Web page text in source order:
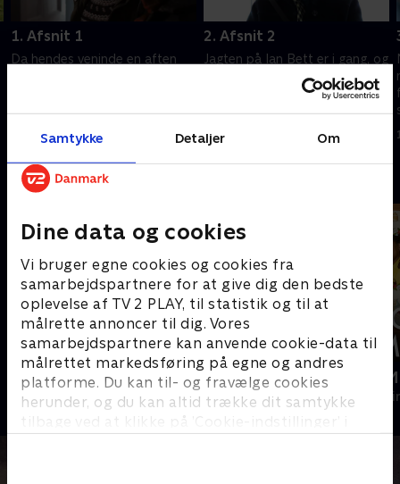
Samtykke Detaljer Om
Dine data og cookies
Vi bruger egne cookies og cookies fra
samarbejdspartnere for at give dig den bedste
oplevelse af TV 2 PLAY, til statistik og til at
målrette annoncer til dig. Vores
samarbejdspartnere kan anvende cookie-data til
målrettet markedsføring på egne og andres
platforme. Du kan til- og fravælge cookies
herunder, og du kan altid trække dit samtykke
tilbage ved at klikke på ’Cookie-indstillinger’ i
1. Afsnit 1
Da hendes veninde en aften
17. juni 2026 • 58 min
2. Afsnit 2
Jagten på Ian Bett er i gang, og
samtidig begynder et billede af
Anton Bergen at tegne sig. Har
17. juni 2026 • 58 min
Andre så også
Mord på Mallorca
Krimi & Spænding • 2 sæsoner
Mordene i
Krimi &